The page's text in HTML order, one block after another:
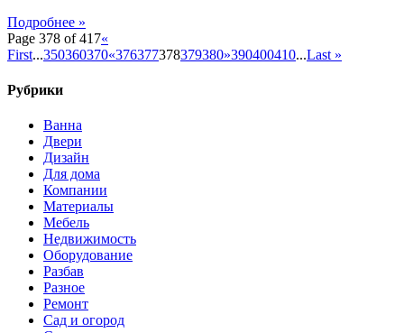
Подробнее »
Page 378 of 417«
First...350360370«376377378379380»390400410...Last »
Рубрики
Ванна
Двери
Дизайн
Для дома
Компании
Материалы
Мебель
Недвижимость
Оборудование
Разбав
Разное
Ремонт
Сад и огород